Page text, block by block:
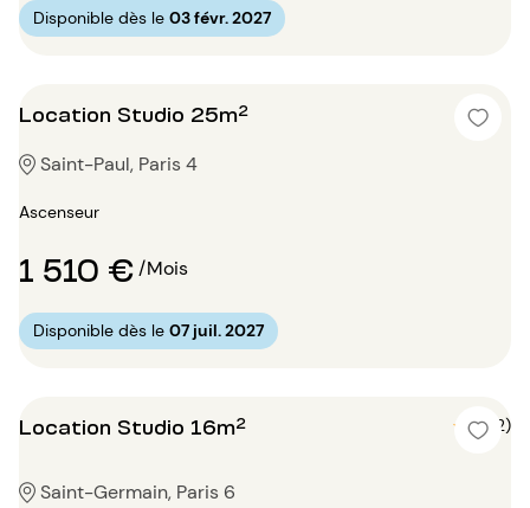
Disponible dès le 03 févr. 2027
Location Studio 25m²
Saint-Paul, Paris 4
Ascenseur
1 510 €/Mois
Disponible dès le 07 juil. 2027
Location Studio 16m² 5 (2)
Saint-Germain, Paris 6